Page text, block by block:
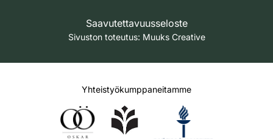
Saavutettavuusseloste
Sivuston toteutus: Muuks Creative
Yhteistyökumppaneitamme